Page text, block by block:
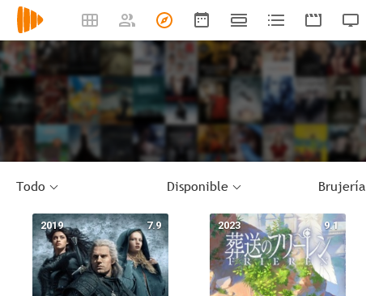
Todo Disponible Brujería
7.9
2019 9.1
2023